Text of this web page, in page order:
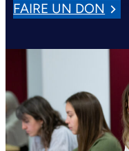
FAIRE UN DON